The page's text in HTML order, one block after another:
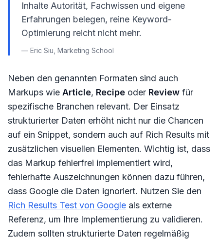
Inhalte Autorität, Fachwissen und eigene
Erfahrungen belegen, reine Keyword-
Optimierung reicht nicht mehr.
— Eric Siu, Marketing School
Neben den genannten Formaten sind auch
Markups wie Article, Recipe oder Review für
spezifische Branchen relevant. Der Einsatz
strukturierter Daten erhöht nicht nur die Chancen
auf ein Snippet, sondern auch auf Rich Results mit
zusätzlichen visuellen Elementen. Wichtig ist, dass
das Markup fehlerfrei implementiert wird,
fehlerhafte Auszeichnungen können dazu führen,
dass Google die Daten ignoriert. Nutzen Sie den
Rich Results Test von Google als externe
Referenz, um Ihre Implementierung zu validieren.
Zudem sollten strukturierte Daten regelmäßig